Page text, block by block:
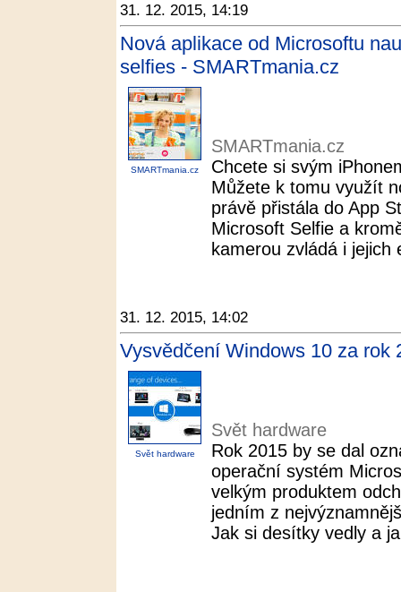
31. 12. 2015, 14:19
Nová aplikace od Microsoftu
selfies - SMARTmania.cz
SMARTmania.cz
SMARTmania.cz
Chcete si svým
Můžete k tomu využít
právě přistála do App
Microsoft Selfie a
kamerou zvládá i
31. 12. 2015, 14:02
Vysvědčení Windows 10 za rok
Svět hardware
Svět hardware
Rok 2015 by se dal
operační systém
velkým produktem
jedním z
Jak si desítky vedly a